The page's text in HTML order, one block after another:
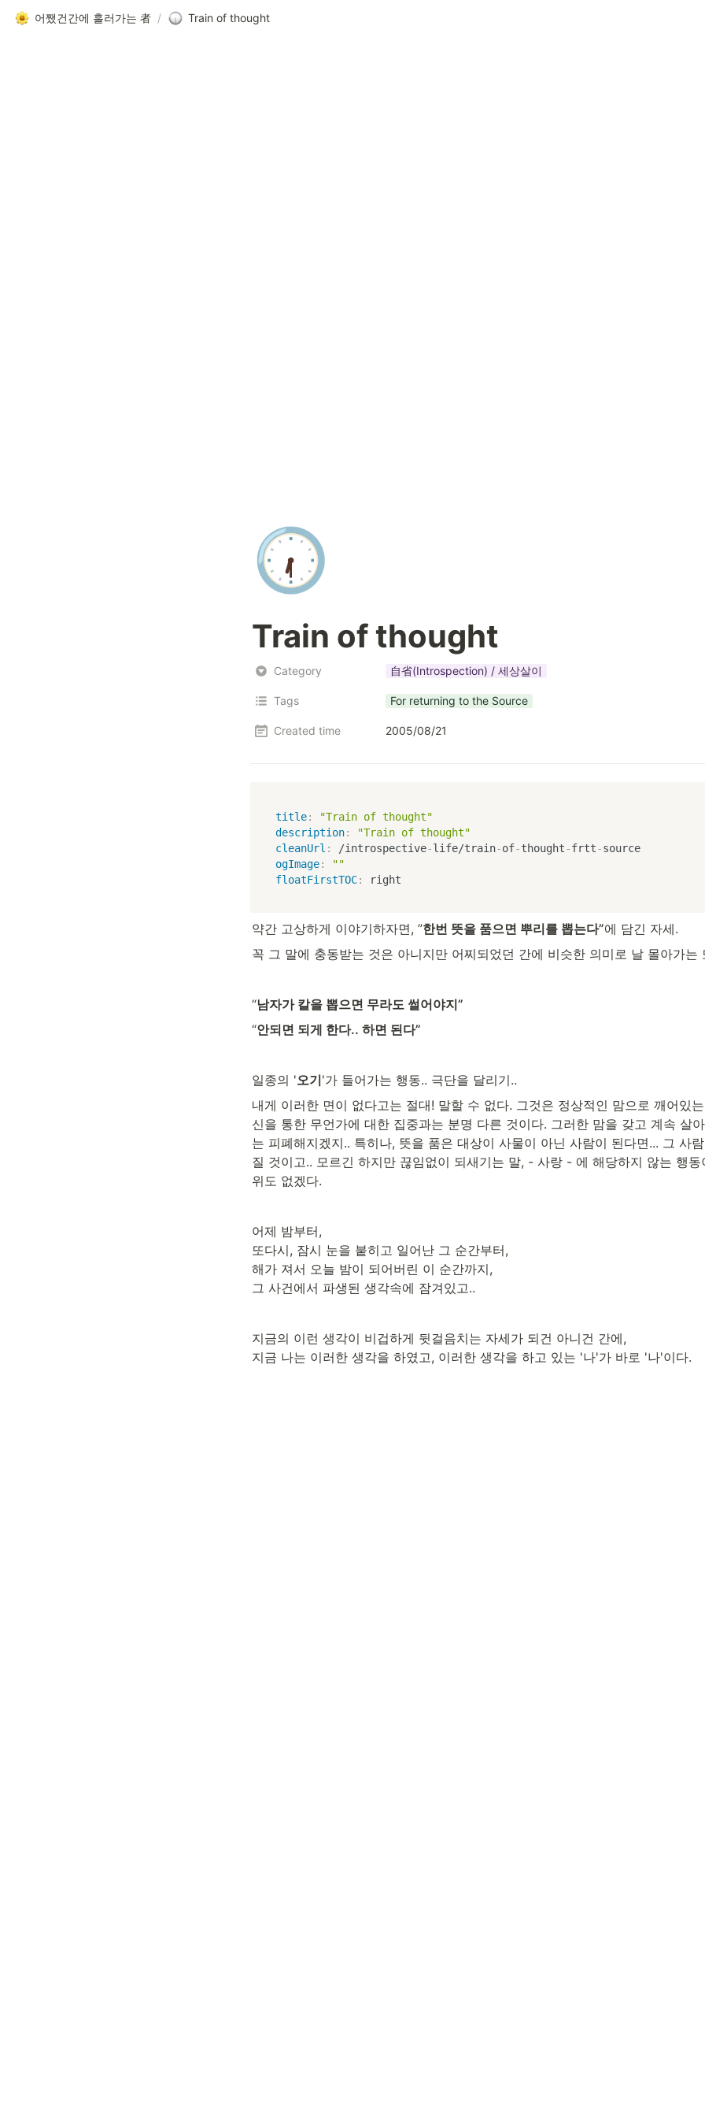
어쨌건간에 흘러가는 者 / Train of thought
🕡
Train of thought
Category 自省(Introspection) / 세상살이
Tags For returning to the Source
Created time 2005/08/21
title:
"Train of thought"
description:
"Train of thought"
cleanUrl : /introspective-life/train-of-thought-frtt-
ogImage:
""
floatFirstTOC: right
약간 고상하게 이야기하자면, ”한번 뜻을 품으면 뿌리를 뽑는다”에 담긴 자세.
꼭 그 말에 충동받는 것은 아니지만 어찌되었던 간에 비슷한 의미로 날 몰아가는
“남자가 칼을 뽑으면 무라도 썰어야지”
“안되면 되게 한다.. 하면 된다”
일종의 '오기'가 들어가는 행동.. 극단을 달리기..
내게 이러한 면이 없다고는 절대! 말할 수 없다. 그것은 정상적인 맘으로 깨어있
신을 통한 무언가에 대한 집중과는 분명 다른 것이다. 그러한 맘을 갖고 계속 살
는 피폐해지겠지.. 특히나, 뜻을 품은 대상이 사물이 아닌 사람이 된다면... 그 사
질 것이고.. 모르긴 하지만 끊임없이 되새기는 말, - 사랑 - 에 해당하지 않는 행
위도 없겠다.
어제 밤부터,
또다시, 잠시 눈을 붙히고 일어난 그 순간부터,
해가 져서 오늘 밤이 되어버린 이 순간까지,
그 사건에서 파생된 생각속에 잠겨있고..
지금의 이런 생각이 비겁하게 뒷걸음치는 자세가 되건 아니건 간에,
지금 나는 이러한 생각을 하였고, 이러한 생각을 하고 있는 '나'가 바로 '나'이다.